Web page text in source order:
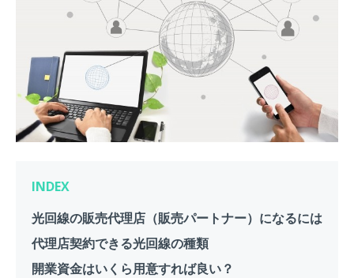
INDEX
光回線の販売代理店（販売パートナー）になるには
代理店契約できる光回線の種類
開業資金はいくら用意すれば良い？